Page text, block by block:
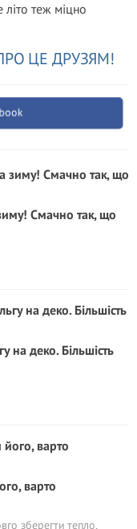
теж міцно
ЦЕ ДРУЗЯМ!
Смачно так, що
на деко. Більшість
варто
зберегти тепло,